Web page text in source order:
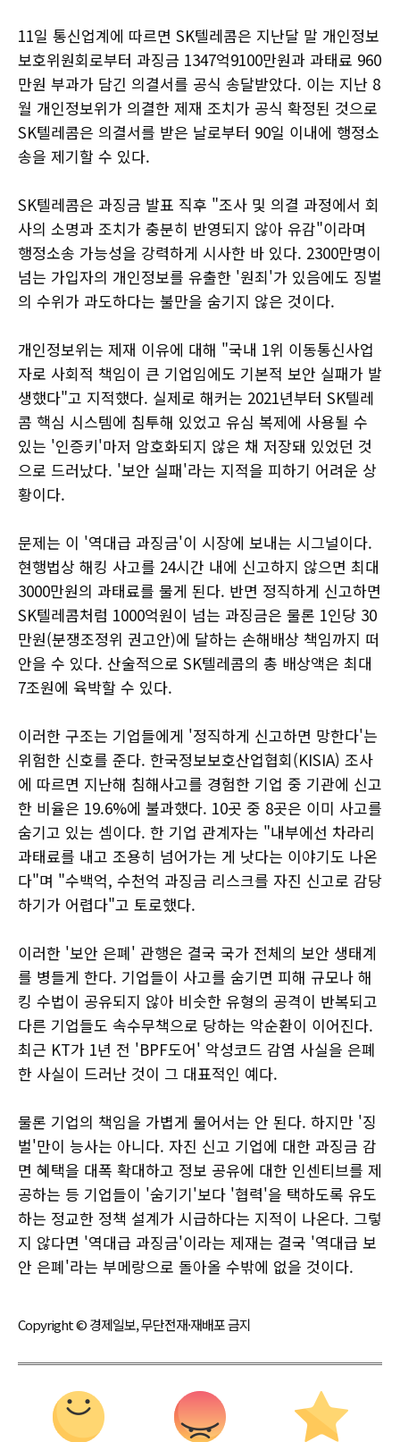
11일 통신업계에 따르면 SK텔레콤은 지난달 말 개인정보
보호위원회로부터 과징금 1347억9100만원과 과태료 960
만원 부과가 담긴 의결서를 공식 송달받았다. 이는 지난 8
월 개인정보위가 의결한 제재 조치가 공식 확정된 것으로
SK텔레콤은 의결서를 받은 날로부터 90일 이내에 행정소
송을 제기할 수 있다.
SK텔레콤은 과징금 발표 직후 "조사 및 의결 과정에서 회
사의 소명과 조치가 충분히 반영되지 않아 유감"이라며
행정소송 가능성을 강력하게 시사한 바 있다. 2300만명이
넘는 가입자의 개인정보를 유출한 '원죄'가 있음에도 징벌
의 수위가 과도하다는 불만을 숨기지 않은 것이다.
개인정보위는 제재 이유에 대해 "국내 1위 이동통신사업
자로 사회적 책임이 큰 기업임에도 기본적 보안 실패가 발
생했다"고 지적했다. 실제로 해커는 2021년부터 SK텔레
콤 핵심 시스템에 침투해 있었고 유심 복제에 사용될 수
있는 '인증키'마저 암호화되지 않은 채 저장돼 있었던 것
으로 드러났다. '보안 실패'라는 지적을 피하기 어려운 상
황이다.
문제는 이 '역대급 과징금'이 시장에 보내는 시그널이다.
현행법상 해킹 사고를 24시간 내에 신고하지 않으면 최대
3000만원의 과태료를 물게 된다. 반면 정직하게 신고하면
SK텔레콤처럼 1000억원이 넘는 과징금은 물론 1인당 30
만원(분쟁조정위 권고안)에 달하는 손해배상 책임까지 떠
안을 수 있다. 산술적으로 SK텔레콤의 총 배상액은 최대
7조원에 육박할 수 있다.
이러한 구조는 기업들에게 '정직하게 신고하면 망한다'는
위험한 신호를 준다. 한국정보보호산업협회(KISIA) 조사
에 따르면 지난해 침해사고를 경험한 기업 중 기관에 신고
한 비율은 19.6%에 불과했다. 10곳 중 8곳은 이미 사고를
숨기고 있는 셈이다. 한 기업 관계자는 "내부에선 차라리
과태료를 내고 조용히 넘어가는 게 낫다는 이야기도 나온
다"며 "수백억, 수천억 과징금 리스크를 자진 신고로 감당
하기가 어렵다"고 토로했다.
이러한 '보안 은폐' 관행은 결국 국가 전체의 보안 생태계
를 병들게 한다. 기업들이 사고를 숨기면 피해 규모나 해
킹 수법이 공유되지 않아 비슷한 유형의 공격이 반복되고
다른 기업들도 속수무책으로 당하는 악순환이 이어진다.
최근 KT가 1년 전 'BPF도어' 악성코드 감염 사실을 은폐
한 사실이 드러난 것이 그 대표적인 예다.
물론 기업의 책임을 가볍게 물어서는 안 된다. 하지만 '징
벌'만이 능사는 아니다. 자진 신고 기업에 대한 과징금 감
면 혜택을 대폭 확대하고 정보 공유에 대한 인센티브를 제
공하는 등 기업들이 '숨기기'보다 '협력'을 택하도록 유도
하는 정교한 정책 설계가 시급하다는 지적이 나온다. 그렇
지 않다면 '역대급 과징금'이라는 제재는 결국 '역대급 보
안 은폐'라는 부메랑으로 돌아올 수밖에 없을 것이다.
Copyright © 경제일보, 무단전재·재배포 금지